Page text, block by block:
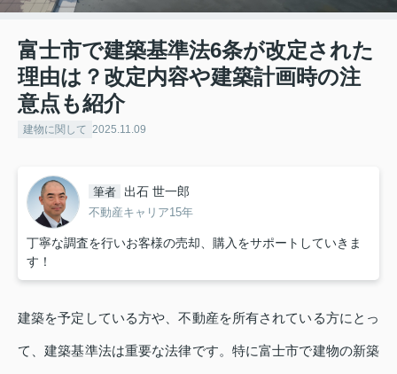
富士市で建築基準法6条が改定された
理由は？改定内容や建築計画時の注
意点も紹介
建物に関して 2025.11.09
筆者 出石 世一郎
不動産キャリア15年
丁寧な調査を行いお客様の売却、購入をサポートしていきま
す！
建築を予定している方や、不動産を所有されている方にとっ
て、建築基準法は重要な法律です。特に富士市で建物の新築